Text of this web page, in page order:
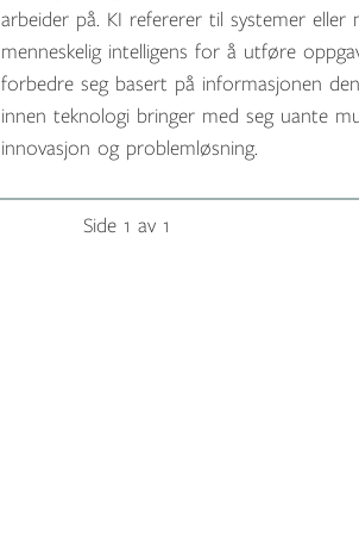
arbeider på. KI refererer til systemer eller
menneskelig intelligens for å utføre
forbedre seg basert på informasjonen
innen teknologi bringer med seg uante
innovasjon og problemløsning.
Side 1 av 1